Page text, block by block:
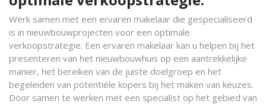
Werk samen met een ervaren makelaar die gespecialiseerd
is in nieuwbouwprojecten voor een optimale
verkoopstrategie. Een ervaren makelaar kan u helpen bij het
presenteren van het nieuwbouwhuis op een aantrekkelijke
manier, het bereiken van de juiste doelgroep en het
begeleiden van potentiële kopers bij het maken van keuzes.
Door samen te werken met een specialist op het gebied van